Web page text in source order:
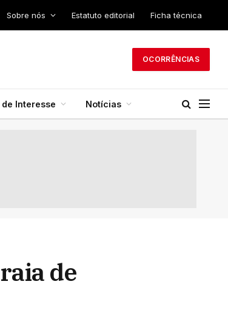
Sobre nós Estatuto editorial Ficha técnica
OCORRÊNCIAS
de Interesse Notícias
de